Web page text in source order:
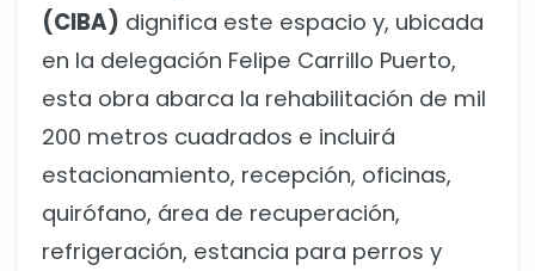
(CIBA) dignifica este espacio y, ubicada
en la delegación Felipe Carrillo Puerto,
esta obra abarca la rehabilitación de mil
200 metros cuadrados e incluirá
estacionamiento, recepción, oficinas,
quirófano, área de recuperación,
refrigeración, estancia para perros y